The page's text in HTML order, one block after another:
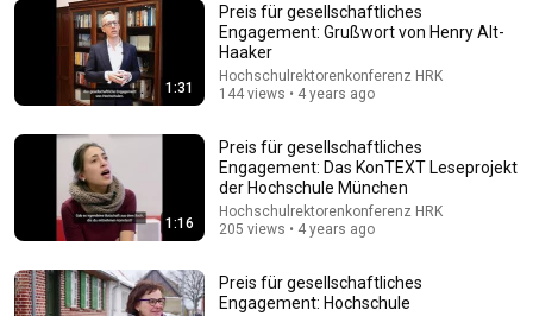
10 German Habits That Are Actually Unwritten Rules
Learning Canteen 44K views
1:31
Preis für gesellschaftliches
Engagement: Grußwort von Henry Alt-
Haaker
Hochschulrektorenkonferenz HRK
144 views • 4 years ago
1:16
Preis für gesellschaftliches
Engagement: Das KonTEXT Leseprojekt
der Hochschule München
Hochschulrektorenkonferenz HRK
205 views • 4 years ago
Preis für gesellschaftliches
Engagement: Hochschule